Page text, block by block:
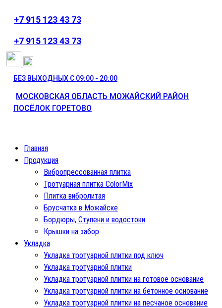
+7 915 123 43 73
⁦+7 915 123 43 73
БЕЗ ВЫХОДНЫХ С 09:00 - 20:00
МОСКОВСКАЯ ОБЛАСТЬ МОЖАЙСКИЙ РАЙОН
ПОСЁЛОК ГОРЕТОВО
Главная
Продукция
Вибропрессованная плитка
Тротуарная плитка ColorMix
Плитка вибролитая
Брусчатка в Можайске
Бордюры, Ступени и водостоки
Крышки на забор
Укладка
Укладка тротуарной плитки под ключ
Укладка тротуарной плитки
Укладка тротуарной плитки на готовое основание
Укладка тротуарной плитки на бетонное основание
Укладка тротуарной плитки на песчаное основание